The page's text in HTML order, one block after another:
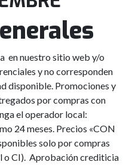
en nuestro sitio web y/o
y no corresponden
disponible. Promociones y
por compras con
el operador local:
24 meses. Precios «CON
solo por compras
o CI). Aprobación crediticia